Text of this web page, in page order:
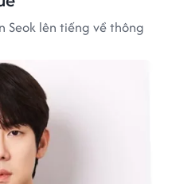
Seok lên tiếng về thông